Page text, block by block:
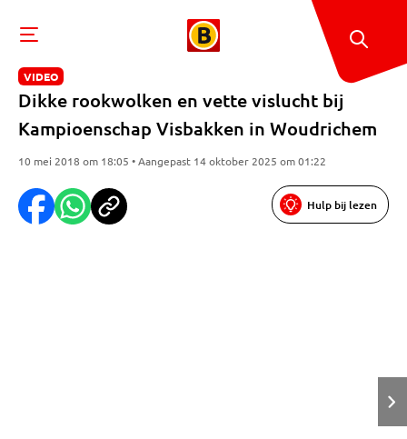
VIDEO
Dikke rookwolken en vette vislucht bij
Kampioenschap Visbakken in Woudrichem
10 mei 2018 om 18:05 • Aangepast 14 oktober 2025 om 01:22
Hulp bij lezen